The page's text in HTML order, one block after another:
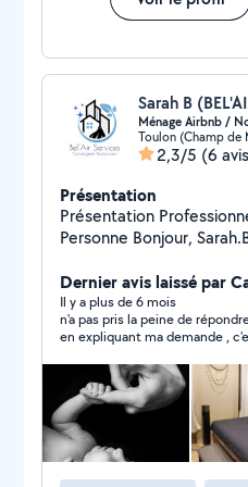
Sarah B
Ménage Airbnb /
Toulon (Champ de
2,3/5 (6
Présentation
Présentation
Personne Bonjour, Sarah.B, Professionnelle dévouée
expérience solide et d'un
propose des prestations
simplifier la vie
Entretien courant de
salle de bain, cuisine),
besoin. *Baby-sitting : . Garde ponctuelle ou régulière
de vos enfants et
adaptées à leur âge,
*Aide aux personnes
les tâches quotidiennes
Dernier avis laissé par
Il y a plus de 6 mois
n'a pas pris la peine de
en expliquant ma demande ,
représailles en notant de
des propos diffamatoires
signalement abusif ! C'est
qu'un autre utilisateur a laissé
2023!